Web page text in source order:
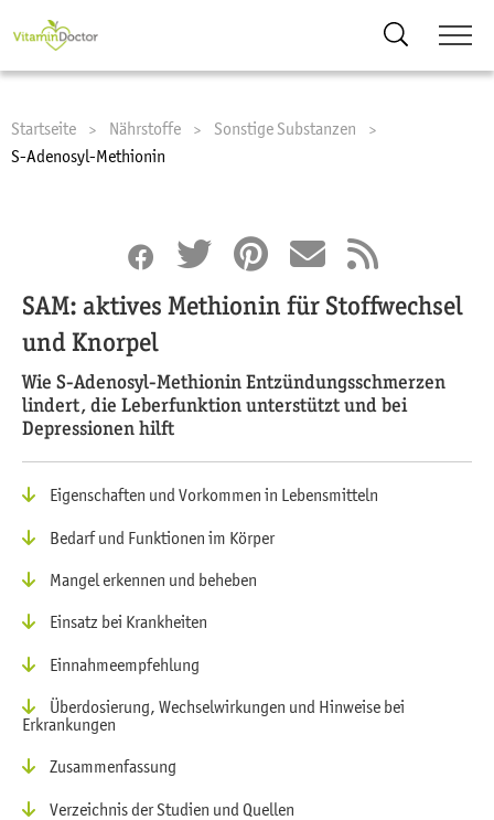
Startseite Nährstoffe
Sonstige Substanzen
Current:
S-Adenosyl-Methionin
SAM: aktives Methionin für Stoffwechsel
und Knorpel
Wie S-Adenosyl-Methionin Entzündungsschmerzen
lindert, die Leberfunktion unterstützt und bei
Depressionen hilft
Eigenschaften und Vorkommen in Lebensmitteln
Bedarf und Funktionen im Körper
Mangel erkennen und beheben
Einsatz bei Krankheiten
Einnahmeempfehlung
Überdosierung, Wechselwirkungen und Hinweise bei
Erkrankungen
Zusammenfassung
Verzeichnis der Studien und Quellen